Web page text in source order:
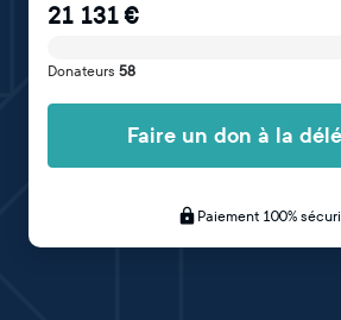
21 131€
Donateurs 58
Faire un don à la
Paiement 100%